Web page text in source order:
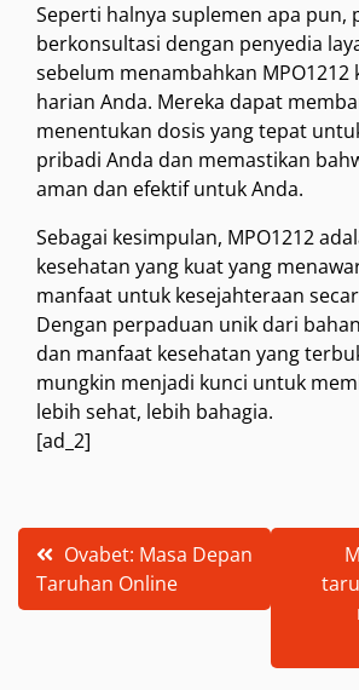
Seperti halnya suplemen apa pun,
berkonsultasi dengan penyedia
sebelum menambahkan MPO1212
harian Anda. Mereka dapat
menentukan dosis yang tepat
pribadi Anda dan memastikan
aman dan efektif untuk Anda.
Sebagai kesimpulan, MPO1212
kesehatan yang kuat yang
manfaat untuk kesejahteraan
Dengan perpaduan unik dari
dan manfaat kesehatan yang
mungkin menjadi kunci untuk
lebih sehat, lebih bahagia.
[ad_2]
Post
navigation
Ovabet: Masa Depan
Taruhan Online